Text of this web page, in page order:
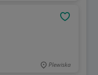
Plewiska